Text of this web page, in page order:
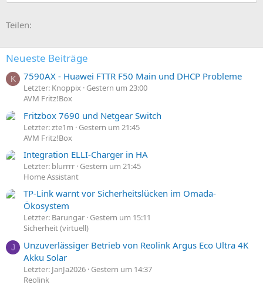
n
:
Teilen:
Neueste Beiträge
K 7590AX - Huawei FTTR F50 Main und DHCP Probleme
Letzter: Knoppix Gestern um 23:00
AVM Fritz!Box
Fritzbox 7690 und Netgear Switch
Letzter: zte1m
Gestern um 21:45
AVM Fritz!Box
Integration ELLI-Charger in HA
Letzter: blurrrr Gestern um 21:45
Home Assistant
TP-Link warnt vor Sicherheitslücken im Omada-
Ökosystem
Letzter: Barungar Gestern um 15:11
Sicherheit (virtuell)
J
Unzuverlässiger Betrieb von Reolink Argus Eco Ultra 4K
Akku Solar
Letzter: JanJa2026 Gestern um 14:37
Reolink